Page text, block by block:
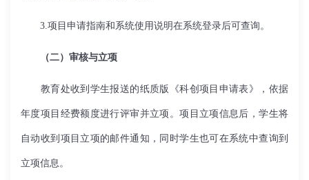
3. 项目申请指南和系统使用说明在系统登录后可查询。
（二）审核与立项
教育处收到学生报送的纸质版《科创项目申请表》，依据
年度项目经费额度进行评审并立项。项目立项信息后，学生将
自动收到项目立项的邮件通知，同时学生也可在系统中查询到
立项信息。